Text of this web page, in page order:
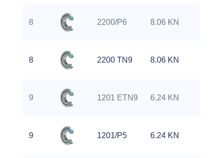
8 2200/P6 8.06 KN
8 2200 TN9 8.06 KN
9 1201 ETN9 6.24 KN
9 1201/P5 6.24 KN